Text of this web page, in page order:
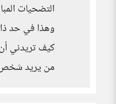
التضحيات
وهذا في حد
كيف تريدني
من يريد شخص